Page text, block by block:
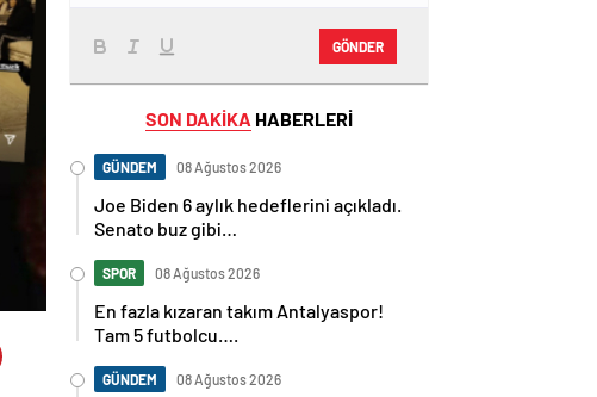
GÖNDER
SON DAKİKA HABERLERİ
GÜNDEM 08 Ağustos 2026
Joe Biden 6 aylık hedeflerini açıkladı.
Senato buz gibi…
SPOR 08 Ağustos 2026
En fazla kızaran takım Antalyaspor!
Tam 5 futbolcu….
GÜNDEM 08 Ağustos 2026